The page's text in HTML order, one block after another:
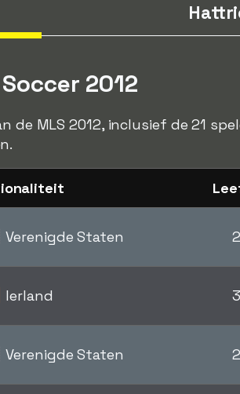
2012
MLS 2012, inclusief de 21
Verenigde Staten
Ierland
Verenigde Staten